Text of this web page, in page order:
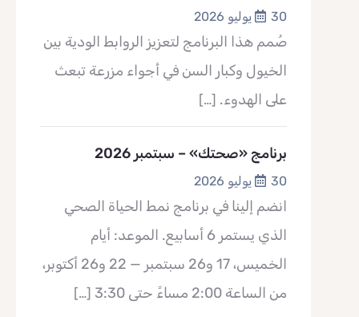
30 يوليو 2026
صُمم هذا البرنامج لتعزيز الروابط الودية بين
الخيول وكبار السن في أجواء مزرعة تبعث
على الهدوء. […]
برنامج «صحتك» – سبتمبر 2026
30 يوليو 2026
انضم إلينا في برنامج نمط الحياة الصحي
الذي يستمر 6 أسابيع. الموعد: أيام
الخميس، 17 و26 سبتمبر — 22 و26 أكتوبر،
من الساعة 2:00 مساءً حتى 3:30
[…]